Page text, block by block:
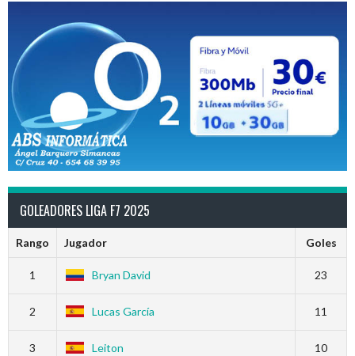
GOLEADORES LIGA F7 2025
Rango Jugador Goles
1 Bryan David 23
2 Lucas García 11
3 Leiton 10